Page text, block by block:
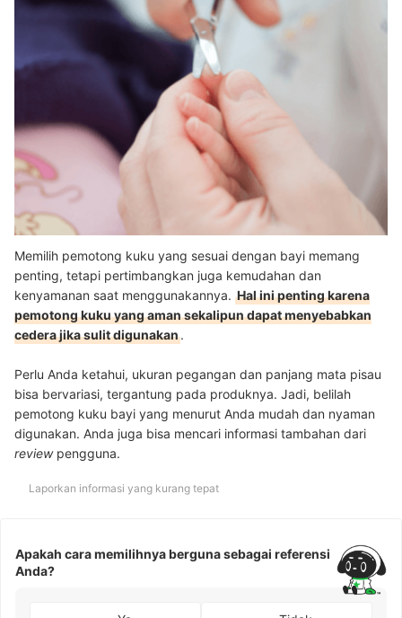
Memilih pemotong kuku yang sesuai dengan bayi memang
penting, tetapi pertimbangkan juga kemudahan dan
kenyamanan saat menggunakannya. Hal ini penting karena
pemotong kuku yang aman sekalipun dapat menyebabkan
cedera jika sulit digunakan.
Perlu Anda ketahui, ukuran pegangan dan panjang mata pisau
bisa bervariasi, tergantung pada produknya. Jadi, belilah
pemotong kuku bayi yang menurut Anda mudah dan nyaman
digunakan. Anda juga bisa mencari informasi tambahan dari
review pengguna.
Laporkan informasi yang kurang tepat
Apakah cara memilihnya berguna sebagai referensi
Anda?